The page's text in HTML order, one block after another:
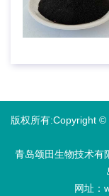
版权所有:Copyright ©
青岛颂田生物技术有
网址：